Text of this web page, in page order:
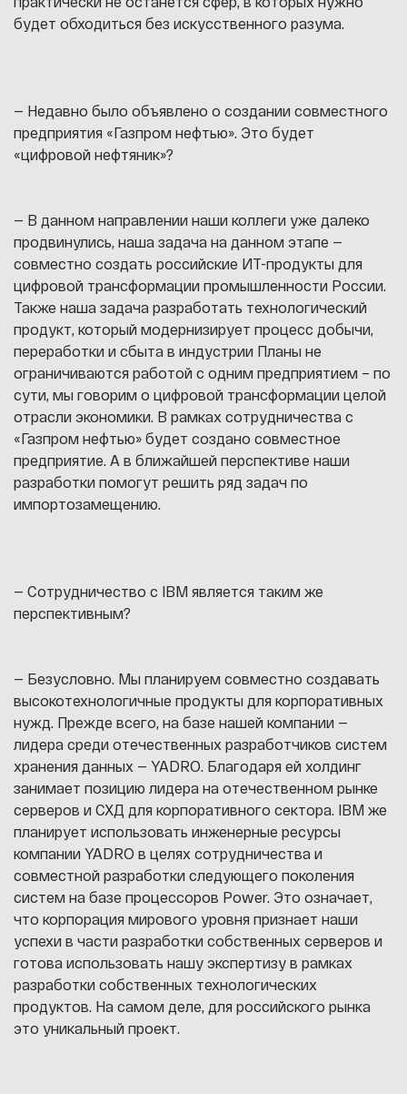
будет обходиться без искусственного разума.
— Недавно было объявлено о создании совместного
предприятия «Газпром нефтью». Это будет
«цифровой нефтяник»?
— В данном направлении наши коллеги уже далеко
продвинулись, наша задача на данном этапе —
совместно создать российские ИТ-продукты для
цифровой трансформации промышленности России.
Также наша задача разработать технологический
продукт, который модернизирует процесс добычи,
переработки и сбыта в индустрии Планы не
ограничиваются работой с одним предприятием – по
сути, мы говорим о цифровой трансформации целой
отрасли экономики. В рамках сотрудничества с
«Газпром нефтью» будет создано совместное
предприятие. А в ближайшей перспективе наши
разработки помогут решить ряд задач по
импортозамещению.
— Сотрудничество с IBM является таким же
перспективным?
— Безусловно. Мы планируем совместно создавать
высокотехнологичные продукты для корпоративных
нужд. Прежде всего, на базе нашей компании —
лидера среди отечественных разработчиков систем
хранения данных — YADRO. Благодаря ей холдинг
занимает позицию лидера на отечественном рынке
серверов и СХД для корпоративного сектора. IBM же
планирует использовать инженерные ресурсы
компании YADRO в целях сотрудничества и
совместной разработки следующего поколения
систем на базе процессоров Power. Это означает,
что корпорация мирового уровня признает наши
успехи в части разработки собственных серверов и
готова использовать нашу экспертизу в рамках
разработки собственных технологических
продуктов. На самом деле, для российского рынка
это уникальный проект.